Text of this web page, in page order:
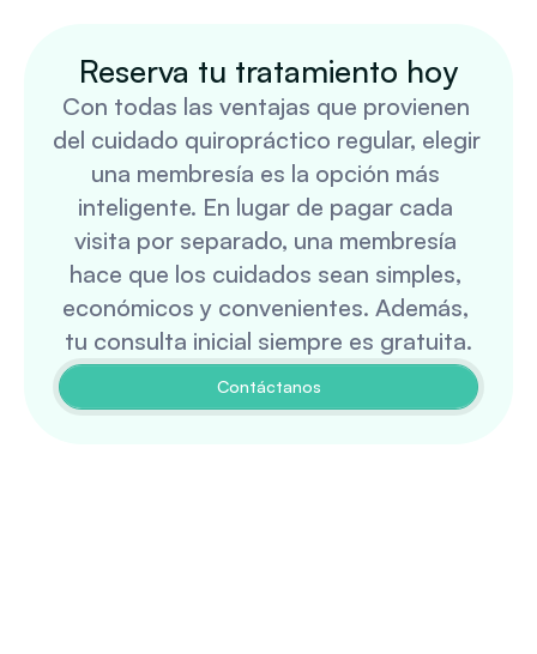
Reserva tu tratamiento hoy
Con todas las ventajas que provienen
del cuidado quiropráctico regular, elegir
una membresía es la opción más
inteligente. En lugar de pagar cada
visita por separado, una membresía
hace que los cuidados sean simples,
económicos y convenientes. Además,
tu consulta inicial siempre es gratuita.
Contáctanos